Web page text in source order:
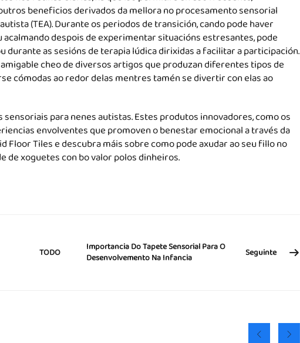
beneficios derivados da mellora no procesamento sensorial
(TEA). Durante os periodos de transición, cando pode haver
despois de experimentar situacións estresantes, pode
durante as sesións de terapia lúdica dirixidas a facilitar a participación.
cheo de diversos artigos que produzan diferentes tipos de
cómodas ao redor delas mentres tamén se divertir con elas ao
para nenes autistas. Estes produtos innovadores, como os
envolventes que promoven o benestar emocional a través da
Floor Tiles e descubra máis sobre como pode axudar ao seu fillo no
de xoguetes con bo valor polos dinheiros.
TODO
Importancia Do Tapete Sensorial Para O
Desenvolvemento Na Infancia
Seguinte